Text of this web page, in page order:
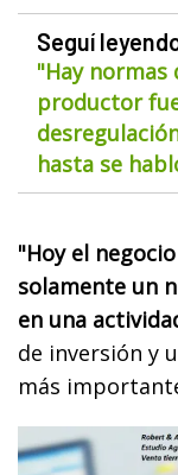
Seguí
"Hay normas
productor
hasta se
"Hoy el
solamente un
en una
de inversión y
más